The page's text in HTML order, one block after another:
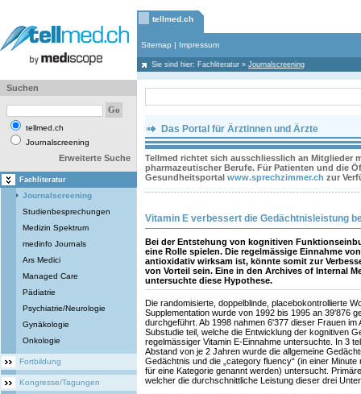
tellmed.ch
Sitemap | Impressum
Sie sind hier: Fachliteratur » Journalscreening
Suchen
tellmed.ch
Journalscreening
Erweiterte Suche
Fachliteratur
Journalscreening
Studienbesprechungen
Medizin Spektrum
medinfo Journals
Ars Medici
Managed Care
Pädiatrie
Psychiatrie/Neurologie
Gynäkologie
Onkologie
Fortbildung
Kongresse/Tagungen
Das Portal für Ärztinnen und Ärzte
Tellmed richtet sich ausschliesslich an Mitglieder
pharmazeutischer Berufe. Für Patienten und die
Gesundheitsportal www.sprechzimmer.ch zur
Vitamin E verbessert die Gedächtnisleistung
Bei der Entstehung von kognitiven
eine Rolle spielen. Die regelmässige Einnahme
antioxidativ wirksam ist, könnte somit zur
von Vorteil sein. Eine in den Archives of Internal
untersuchte diese Hypothese.
Die randomisierte, doppelblinde, placebokontrollierte
Supplementation wurde von 1992 bis 1995 an 39'876
durchgeführt. Ab 1998 nahmen 6'377 dieser Frauen im
Substudie teil, welche die Entwicklung der kognitiven
regelmässiger Vitamin E-Einnahme untersuchte. In 3
Abstand von je 2 Jahren wurde die allgemeine
Gedächtnis und die „category fluency“ (in einer
für eine Kategorie genannt werden) untersucht.
welcher die durchschnittliche Leistung dieser drei